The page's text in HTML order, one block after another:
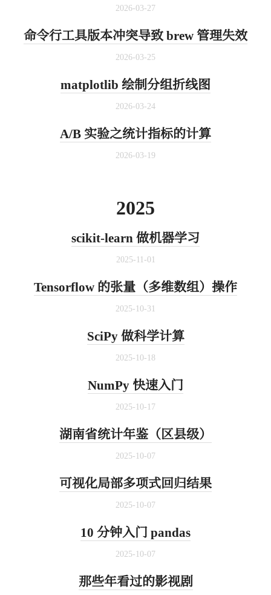
2026-03-27
命令行工具版本冲突导致 brew 管理失效
2026-03-25
matplotlib 绘制分组折线图
2026-03-24
A/B 实验之统计指标的计算
2026-03-19
2025
scikit-learn 做机器学习
2025-11-01
Tensorflow 的张量（多维数组）操作
2025-10-31
SciPy 做科学计算
2025-10-18
NumPy 快速入门
2025-10-17
湖南省统计年鉴（区县级）
2025-10-07
可视化局部多项式回归结果
2025-10-07
10 分钟入门 pandas
2025-10-07
那些年看过的影视剧